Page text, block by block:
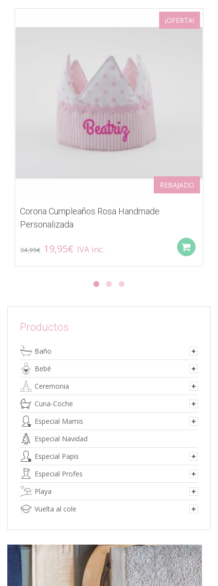
¡OFERTA!
REBAJADO
Corona Cumpleaños Rosa Handmade
Personalizada
34,95€ El
precio
34,95€.
19,95€ El
precio
19,95€.
IVA inc.
Productos
Baño
Bebé
Ceremonia
Cuna-Coche
Especial Mamis
Especial Navidad
Especial Papis
Especial Profes
Playa
Vuelta al cole